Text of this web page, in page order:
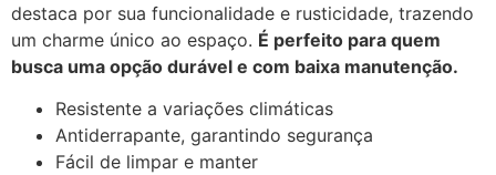
destaca por sua funcionalidade e rusticidade, trazendo
um charme único ao espaço. É perfeito para quem
busca uma opção durável e com baixa manutenção.
Resistente a variações climáticas
Antiderrapante, garantindo segurança
Fácil de limpar e manter